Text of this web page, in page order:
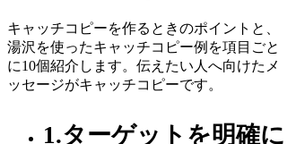
キャッチコピーを作るときのポイントと、
湯沢を使ったキャッチコピー例を項目ごと
に10個紹介します。伝えたい人へ向けたメ
ッセージがキャッチコピーです。
1.ターゲットを明確に